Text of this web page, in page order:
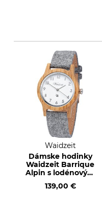
Waidzeit
Dámske hodinky
Waidzeit Barrique
Alpin s lodénovým
139,00 €